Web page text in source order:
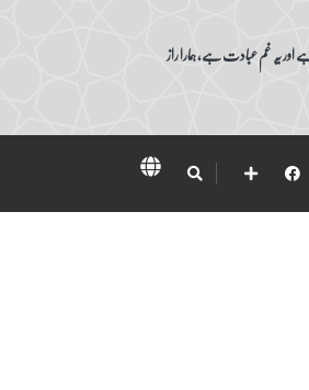
اور یہ غم عبادت ہے، ہمارا راز